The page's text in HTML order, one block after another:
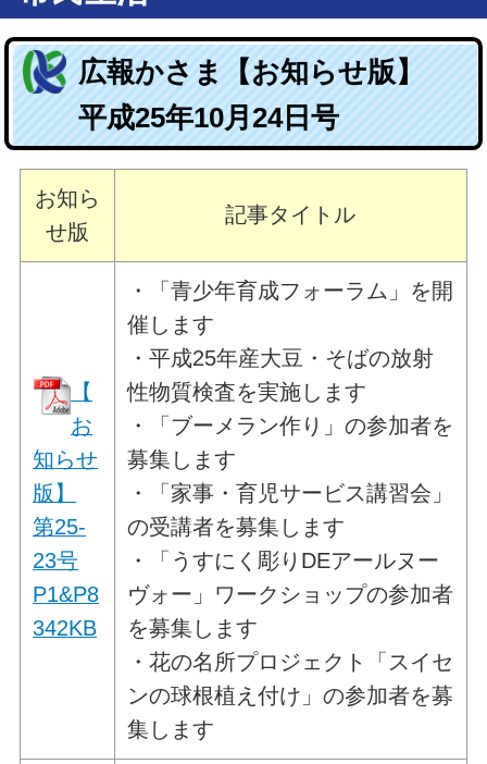
広報かさま【お知らせ版】
平成25年10月24日号
お知ら
せ版
記事タイトル
【
お
知らせ
版】
第25-
23号
P1&P8
342KB
・「青少年育成フォーラム」を開
催します
・平成25年産大豆・そばの放射
性物質検査を実施します
・「ブーメラン作り」の参加者を
募集します
・「家事・育児サービス講習会」
の受講者を募集します
・「うすにく彫りDEアールヌー
ヴォー」ワークショップの参加者
を募集します
・花の名所プロジェクト「スイセ
ンの球根植え付け」の参加者を募
集します